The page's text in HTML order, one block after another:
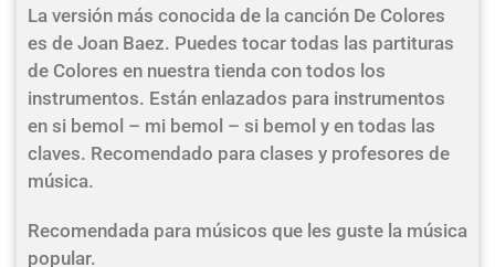
La versión más conocida de la canción De Colores
es de Joan Baez. Puedes tocar todas las partituras
de Colores en nuestra tienda con todos los
instrumentos. Están enlazados para instrumentos
en si bemol – mi bemol – si bemol y en todas las
claves. Recomendado para clases y profesores de
música.
Recomendada para músicos que les guste la música
popular.